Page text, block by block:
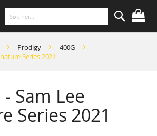
Søk
Prodigy
400G
Series 2021
- Sam Lee
Series 2021